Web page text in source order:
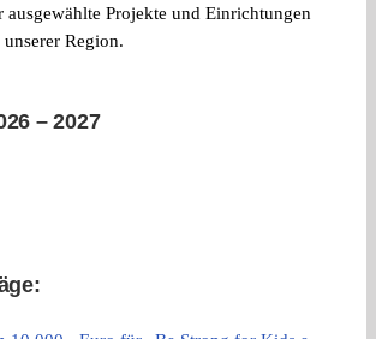
ausgewählte Projekte und Einrichtungen
Region.
– 2027